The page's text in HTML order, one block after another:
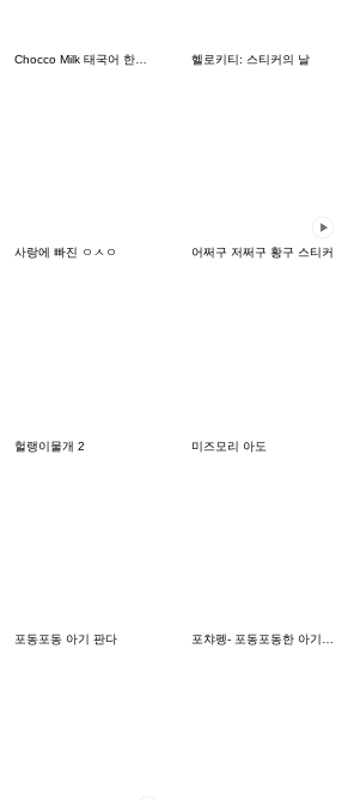
헬로키티: 스티커의 날
사랑에 빠진 ㅇㅅㅇ 어쩌구 저쩌구 황구 스티커
헐랭이물개 2 미즈모리 아도
포동포동 아기 판다